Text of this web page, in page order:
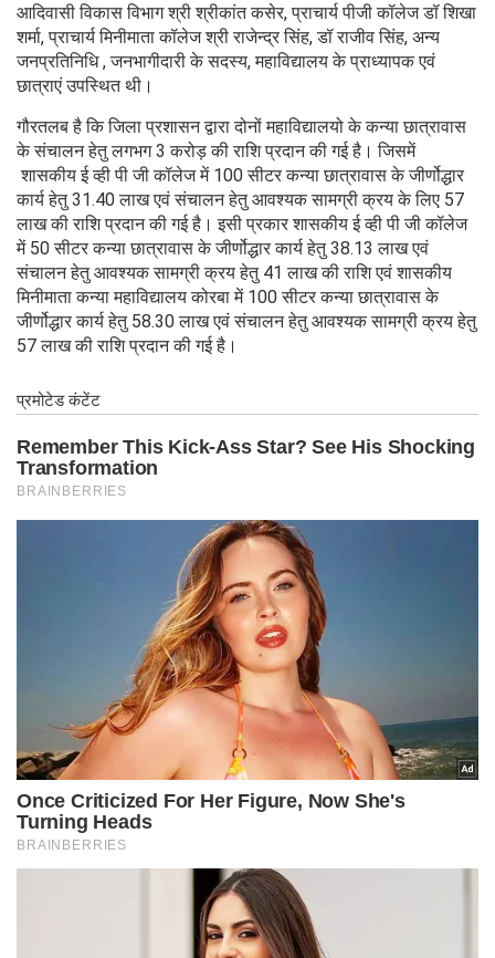
आदिवासी विकास विभाग श्री श्रीकांत कसेर, प्राचार्य पीजी कॉलेज डॉ शिखा
शर्मा, प्राचार्य मिनीमाता कॉलेज श्री राजेन्द्र सिंह, डॉ राजीव सिंह, अन्य
जनप्रतिनिधि , जनभागीदारी के सदस्य, महाविद्यालय के प्राध्यापक एवं
छात्राएं उपस्थित थी।
गौरतलब है कि जिला प्रशासन द्वारा दोनों महाविद्यालयो के कन्या छात्रावास
के संचालन हेतु लगभग 3 करोड़ की राशि प्रदान की गई है। जिसमें
शासकीय ई व्ही पी जी कॉलेज में 100 सीटर कन्या छात्रावास के जीर्णोद्धार
कार्य हेतु 31.40 लाख एवं संचालन हेतु आवश्यक सामग्री क्रय के लिए 57
लाख की राशि प्रदान की गई है। इसी प्रकार शासकीय ई व्ही पी जी कॉलेज
में 50 सीटर कन्या छात्रावास के जीर्णोद्धार कार्य हेतु 38.13 लाख एवं
संचालन हेतु आवश्यक सामग्री क्रय हेतु 41 लाख की राशि एवं शासकीय
मिनीमाता कन्या महाविद्यालय कोरबा में 100 सीटर कन्या छात्रावास के
जीर्णोद्धार कार्य हेतु 58.30 लाख एवं संचालन हेतु आवश्यक सामग्री क्रय हेतु
57 लाख की राशि प्रदान की गई है।